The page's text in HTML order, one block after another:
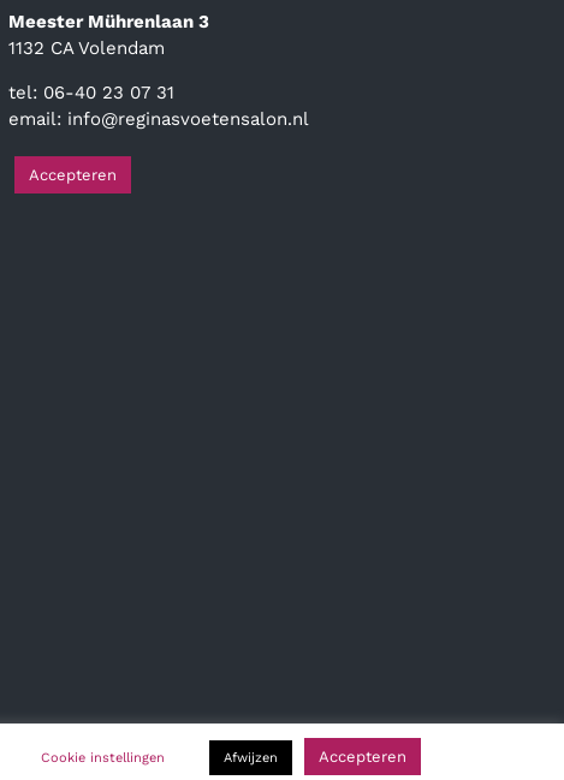
Meester Mührenlaan 3
1132 CA Volendam
tel: 06-40 23 07 31
email: info@reginasvoetensalon.nl
Accepteren
Cookie instellingen Afwijzen Accepteren